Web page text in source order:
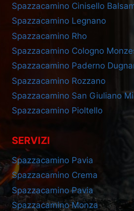
Spazzacamino Cinisello
Spazzacamino Legnano
Spazzacamino Rho
Spazzacamino Cologno
Spazzacamino Paderno
Spazzacamino Rozzano
Spazzacamino San Giuliano
Spazzacamino Pioltello
SERVIZI
Spazzacamino Pavia
Spazzacamino Crema
Spazzacamino Pavia
Spazzacamino Monza